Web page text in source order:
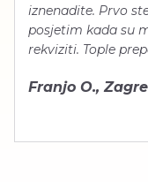
iznenadite. Prvo
posjetim kada su
rekviziti. Tople
Franjo O.,